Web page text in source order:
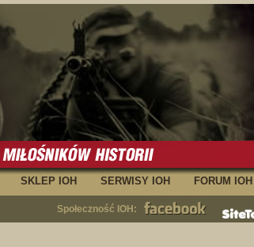
FORUM IOH
SERWISY IOH
SKLEP IOH
Społeczność IOH: